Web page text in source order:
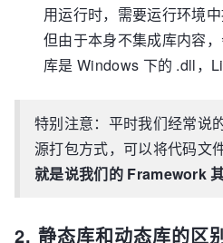
用运行时，需要运行环境
但由于本身不集成库内容
库是 Windows 下的 .dll，
特别注意：平时我们经常说
源打包方式，可以将代码文
就是说我们的 Framework
2. 静态库和动态库的区